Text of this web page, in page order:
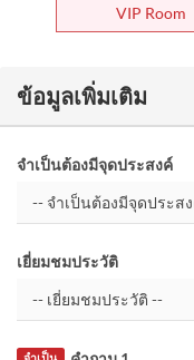
VIP Room
ข้อมูลเพิ่มเติม
จำเป็นต้องมีจุดประสงค์
เยี่ยมชมประวัติ